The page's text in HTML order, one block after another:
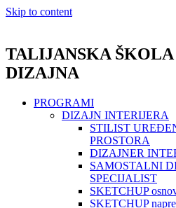
Skip to content
TALIJANSKA
DIZAJNA
PROGRAMI
DIZAJN INTERIJERA
STILIST
PROSTORA
DIZAJNER
SAMOSTALNI
SPECIJALIST
SKETCHUP
SKETCHUP